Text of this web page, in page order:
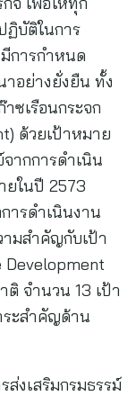
ฏิบัติในการ
การกำหนด
าอย่างยั่งยืน ทั้ง
ซเรือนกระจก
ด้วยเป้าหมาย
ากการดำเนิน
ยในปี 2573
ารดำเนินงาน
มสำคัญกับเป้า
ติ จำนวน 13 เป้า
ระสำคัญด้าน
งเสริมกรมธรรม์